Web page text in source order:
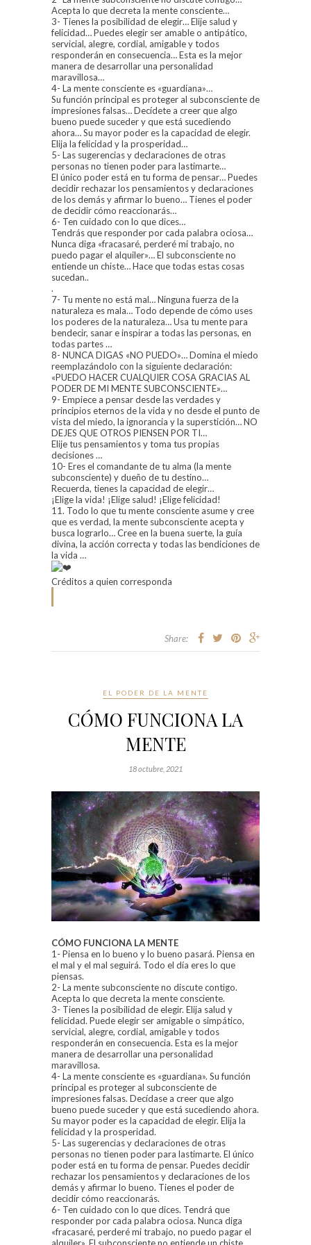
Acepta lo que decreta la mente consciente…
3- Tienes la posibilidad de elegir… Elije salud y
felicidad… Puedes elegir ser amable o antipático,
servicial, alegre, cordial, amigable y todos
responderán en consecuencia… Esta es la mejor
manera de desarrollar una personalidad
maravillosa…
4- La mente consciente es «guardiana»…
Su función principal es proteger al subconsciente de
impresiones falsas… Decídete a creer que algo
bueno puede suceder y que está sucediendo
ahora… Su mayor poder es la capacidad de elegir.
Elija la felicidad y la prosperidad…
5- Las sugerencias y declaraciones de otras
personas no tienen poder para lastimarte…
El único poder está en tu forma de pensar… Puedes
decidir rechazar los pensamientos y declaraciones
de los demás y afirmar lo bueno… Tienes el poder
de decidir cómo reaccionarás…
6- Ten cuidado con lo que dices…
Tendrás que responder por cada palabra ociosa…
Nunca diga «fracasaré, perderé mi trabajo, no
puedo pagar el alquiler»… El subconsciente no
entiende un chiste… Hace que todas estas cosas
sucedan..
.
7- Tu mente no está mal… Ninguna fuerza de la
naturaleza es mala… Todo depende de cómo uses
los poderes de la naturaleza… Usa tu mente para
bendecir, sanar e inspirar a todas las personas, en
todas partes …
8- NUNCA DIGAS «NO PUEDO»… Domina el miedo
reemplazándolo con la siguiente declaración:
«PUEDO HACER CUALQUIER COSA GRACIAS AL
PODER DE MI MENTE SUBCONSCIENTE»…
9- Empiece a pensar desde las verdades y
principios eternos de la vida y no desde el punto de
vista del miedo, la ignorancia y la superstición… NO
DEJES QUE OTROS PIENSEN POR TI…
Elije tus pensamientos y toma tus propias
decisiones …
10- Eres el comandante de tu alma (la mente
subconsciente) y dueño de tu destino…
Recuerda, tienes la capacidad de elegir…
¡Elige la vida! ¡Elige salud! ¡Elige felicidad!
11. Todo lo que tu mente consciente asume y cree
que es verdad, la mente subconsciente acepta y
busca lograrlo… Cree en la buena suerte, la guía
divina, la acción correcta y todas las bendiciones de
la vida …
Créditos a quien corresponda
Share:
EL PODER DE LA MENTE
CÓMO FUNCIONA LA
MENTE
18 octubre, 2021
CÓMO FUNCIONA LA MENTE
1- Piensa en lo bueno y lo bueno pasará. Piensa en
el mal y el mal seguirá. Todo el día eres lo que
piensas.
2- La mente subconsciente no discute contigo.
Acepta lo que decreta la mente consciente.
3- Tienes la posibilidad de elegir. Elija salud y
felicidad. Puede elegir ser amigable o simpático,
servicial, alegre, cordial, amigable y todos
responderán en consecuencia. Esta es la mejor
manera de desarrollar una personalidad
maravillosa.
4- La mente consciente es «guardiana». Su función
principal es proteger al subconsciente de
impresiones falsas. Decídase a creer que algo
bueno puede suceder y que está sucediendo ahora.
Su mayor poder es la capacidad de elegir. Elija la
felicidad y la prosperidad.
5- Las sugerencias y declaraciones de otras
personas no tienen poder para lastimarte. El único
poder está en tu forma de pensar. Puedes decidir
rechazar los pensamientos y declaraciones de los
demás y afirmar lo bueno. Tienes el poder de
decidir cómo reaccionarás.
6- Ten cuidado con lo que dices. Tendrá que
responder por cada palabra ociosa. Nunca diga
«fracasaré, perderé mi trabajo, no puedo pagar el
alquiler». El subconsciente no entiende un chiste.